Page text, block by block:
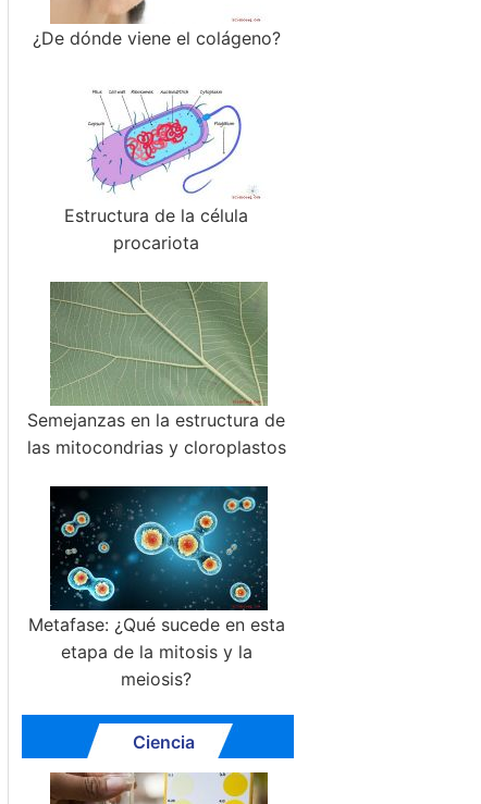
¿De dónde viene el colágeno?
Estructura de la célula
procariota
Semejanzas en la estructura de
las mitocondrias y cloroplastos
Metafase: ¿Qué sucede en esta
etapa de la mitosis y la
meiosis?
Ciencia